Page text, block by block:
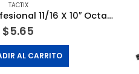
TACTIX
Cincel Punta Profesional 11/16 X 10″ Octagonal. TACTIX
$5.65
AL CARRITO